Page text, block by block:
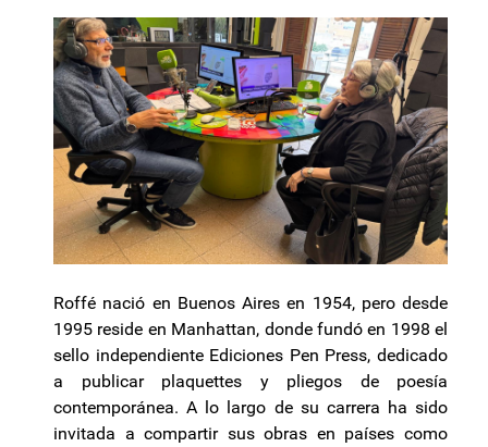
Roffé nació en Buenos Aires en 1954, pero desde
1995 reside en Manhattan, donde fundó en 1998 el
sello independiente Ediciones Pen Press, dedicado
a publicar plaquettes y pliegos de poesía
contemporánea. A lo largo de su carrera ha sido
invitada a compartir sus obras en países como